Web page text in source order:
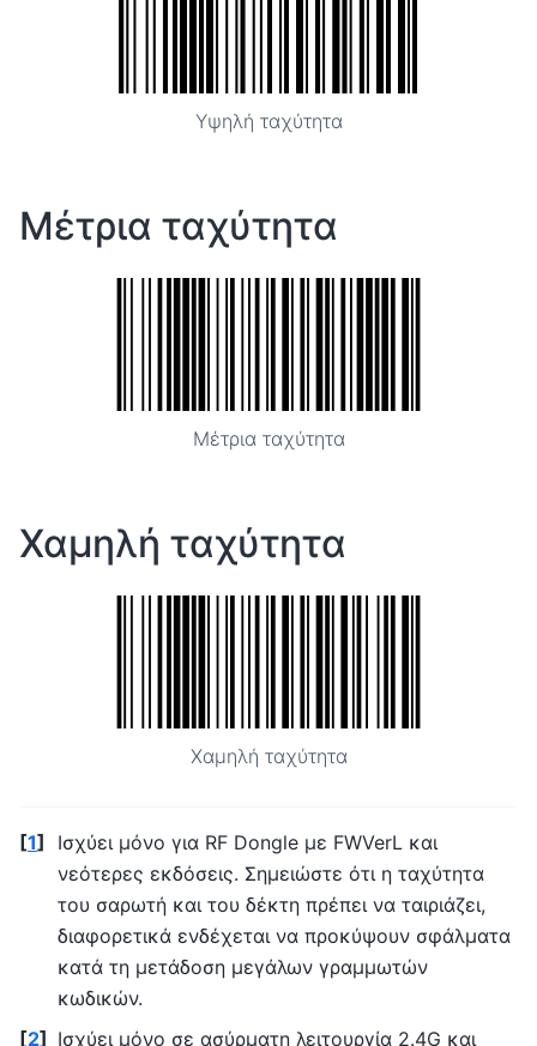
Υψηλή ταχύτητα
Μέτρια ταχύτητα
Μέτρια ταχύτητα
Χαμηλή ταχύτητα
Χαμηλή ταχύτητα
[1]
Ισχύει μόνο για RF Dongle με FWVerL και
νεότερες εκδόσεις. Σημειώστε ότι η ταχύτητα
του σαρωτή και του δέκτη πρέπει να ταιριάζει,
διαφορετικά ενδέχεται να προκύψουν σφάλματα
κατά τη μετάδοση μεγάλων γραμμωτών
κωδικών.
[2] Ισχύει μόνο σε ασύρματη λειτουργία 2.4G και